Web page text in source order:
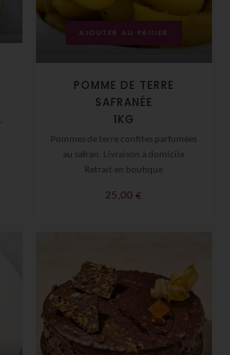
AJOUTER AU PANIER
POMME DE TERRE
SAFRANÉE
1KG
Pommes de terre confites parfumées
au safran. Livraison à domicile
Retrait en boutique
25,00€